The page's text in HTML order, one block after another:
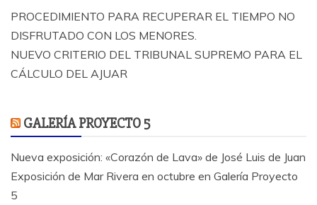
PROCEDIMIENTO PARA RECUPERAR EL TIEMPO NO
DISFRUTADO CON LOS MENORES.
NUEVO CRITERIO DEL TRIBUNAL SUPREMO PARA EL
CÁLCULO DEL AJUAR
GALERÍA PROYECTO 5
Nueva exposición: «Corazón de Lava» de José Luis de Juan
Exposición de Mar Rivera en octubre en Galería Proyecto
5